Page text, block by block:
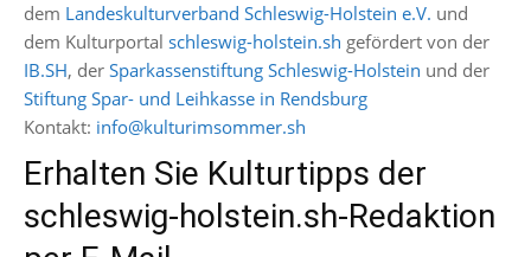
dem Landeskulturverband Schleswig-Holstein e.V. und
dem Kulturportal schleswig-holstein.sh gefördert von der
IB.SH, der Sparkassenstiftung Schleswig-Holstein und der
Stiftung Spar- und Leihkasse in Rendsburg
Kontakt: info@kulturimsommer.sh
Erhalten Sie Kulturtipps der
schleswig-holstein.sh-Redaktion